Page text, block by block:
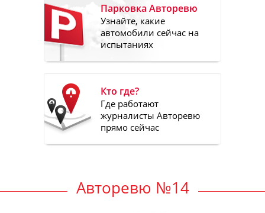
Парковка Авторевю
Узнайте, какие
автомобили сейчас на
испытаниях
Кто где?
Где работают
журналисты Авторевю
прямо сейчас
Авторевю №14